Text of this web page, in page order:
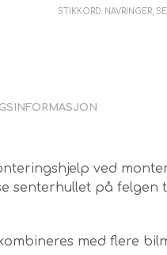
STIKKORD: NAVRINGER,
ved
senterhullet på felgen
med flere